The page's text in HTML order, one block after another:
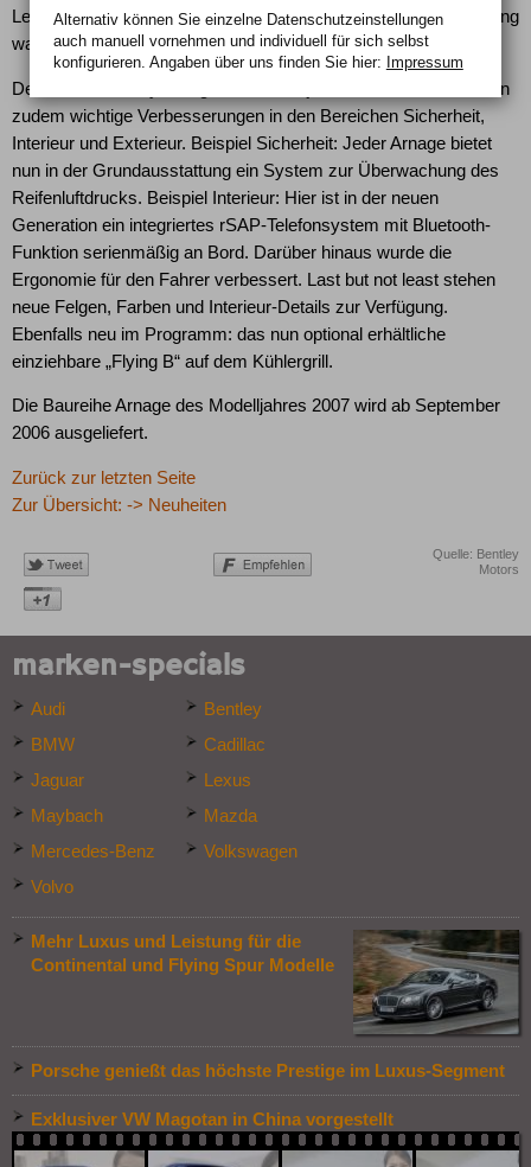
Leistung und Drehmoment gewachsen ist. Die logische Folgerung
war also nun die Optimierung des Antriebsstranges.
Den neuen Bentley Arnage des Modelljahres 2007 kennzeichnen
zudem wichtige Verbesserungen in den Bereichen Sicherheit,
Interieur und Exterieur. Beispiel Sicherheit: Jeder Arnage bietet
nun in der Grundausstattung ein System zur Überwachung des
Reifenluftdrucks. Beispiel Interieur: Hier ist in der neuen
Generation ein integriertes rSAP-Telefonsystem mit Bluetooth-
Funktion serienmäßig an Bord. Darüber hinaus wurde die
Ergonomie für den Fahrer verbessert. Last but not least stehen
neue Felgen, Farben und Interieur-Details zur Verfügung.
Ebenfalls neu im Programm: das nun optional erhältliche
einziehbare „Flying B“ auf dem Kühlergrill.
Die Baureihe Arnage des Modelljahres 2007 wird ab September
2006 ausgeliefert.
Zurück zur letzten Seite
Zur Übersicht: -> Neuheiten
Quelle: Bentley
Motors
marken-specials
Audi
Bentley
BMW
Cadillac
Jaguar
Lexus
Maybach
Mazda
Mercedes-Benz
Volkswagen
Volvo
Mehr Luxus und Leistung für die
Continental und Flying Spur Modelle
Porsche genießt das höchste Prestige im Luxus-Segment
Exklusiver VW Magotan in China vorgestellt
Alternativ können Sie einzelne Datenschutz­ein­stellungen
auch manuell vor­nehmen und indivi­duell für sich selbst
konfigurieren. Angaben über uns finden Sie hier: Impressum